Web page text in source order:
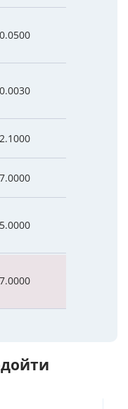
0.0500
0.0030
2.1000
7.0000
5.0000
7.0000